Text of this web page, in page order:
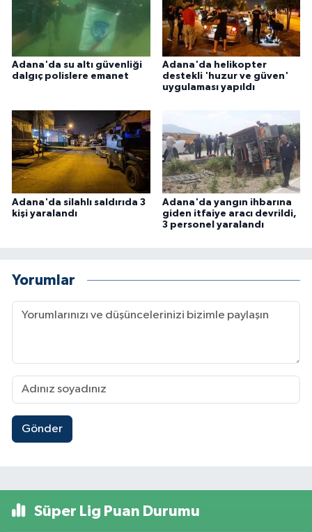
Adana'da su altı güvenliği
dalgıç polislere emanet
Adana'da helikopter
destekli 'huzur ve güven'
uygulaması yapıldı
Adana'da silahlı saldırıda 3
kişi yaralandı
Adana'da yangın ihbarına
giden itfaiye aracı devrildi,
3 personel yaralandı
Yorumlar
Gönder
Süper Lig Puan Durumu